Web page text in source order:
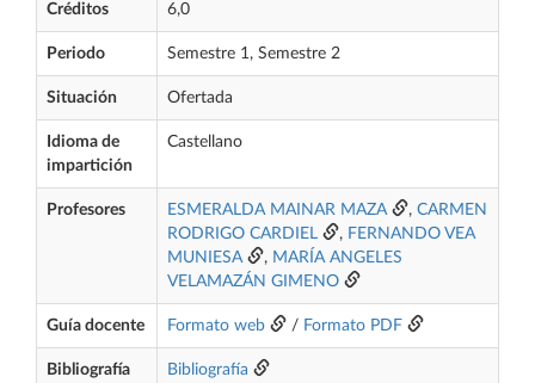
Créditos 6,0
Periodo Semestre 1, Semestre 2
Situación Ofertada
Idioma de
impartición
Castellano
Profesores ESMERALDA MAINAR MAZA , CARMEN
RODRIGO CARDIEL
, FERNANDO VEA
MUNIESA
, MARÍA ANGELES
VELAMAZÁN GIMENO
Guía docente Formato web / Formato PDF
Bibliografía
Bibliografía